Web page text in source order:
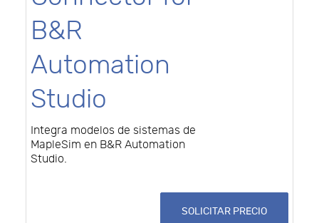
B&R
Automation
Studio
Integra modelos de sistemas de
MapleSim en B&R Automation
Studio.
SOLICITAR PRECIO